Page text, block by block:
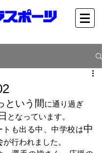
という間 に通り過ぎ
となっています。
トも出る中、中学校は中
が行われました。